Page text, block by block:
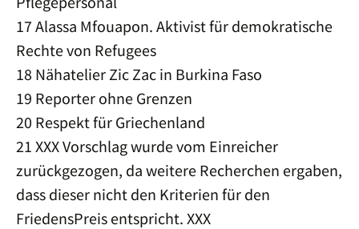
17 Alassa Mfouapon. Aktivist für demokratische
Rechte von Refugees
18 Nähatelier Zic Zac in Burkina Faso
19 Reporter ohne Grenzen
20 Respekt für Griechenland
21 XXX Vorschlag wurde vom Einreicher
zurückgezogen, da weitere Recherchen ergaben,
dass dieser nicht den Kriterien für den
FriedensPreis entspricht. XXX